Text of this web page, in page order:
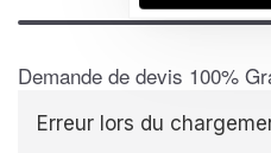
Demande de devis 100%
Erreur lors du